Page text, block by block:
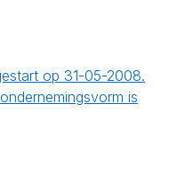
op 31-05-2008.
is